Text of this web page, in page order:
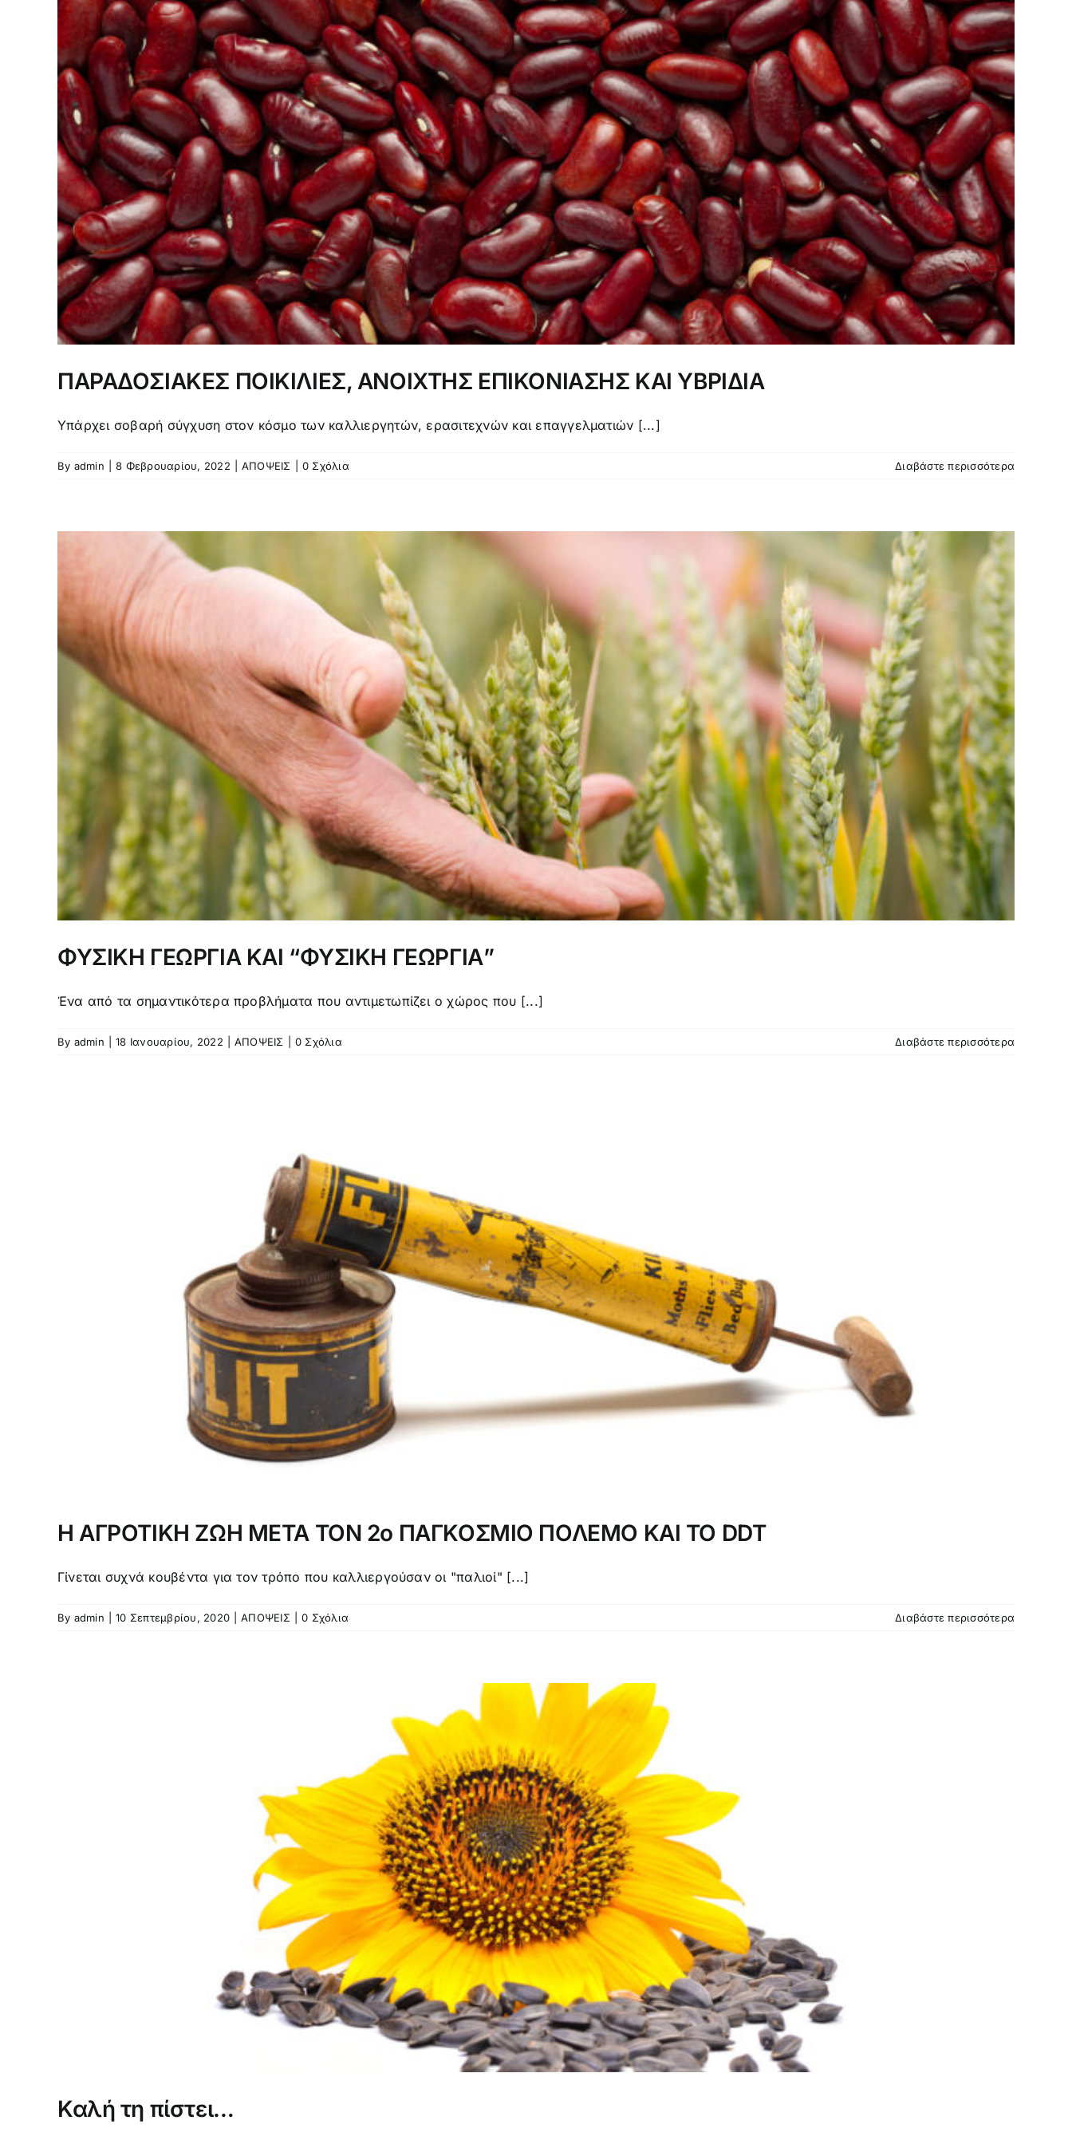
ΠΑΡΑΔΟΣΙΑΚΕΣ ΠΟΙΚΙΛΙΕΣ, ΑΝΟΙΧΤΗΣ ΕΠΙΚΟΝΙΑΣΗΣ ΚΑΙ ΥΒΡΙΔΙΑ
Υπάρχει σοβαρή σύγχυση στον κόσμο των καλλιεργητών, ερασιτεχνών και επαγγελματιών [...]
By admin 8 Φεβρουαρίου, 2022 ΑΠΟΨΕΙΣ 0 Σχόλια Διαβάστε περισσότερα
ΦΥΣΙΚΗ ΓΕΩΡΓΙΑ ΚΑΙ “ΦΥΣΙΚΗ ΓΕΩΡΓΙΑ”
Ένα από τα σημαντικότερα προβλήματα που αντιμετωπίζει ο χώρος που [...]
By admin 18 Ιανουαρίου, 2022 ΑΠΟΨΕΙΣ 0 Σχόλια Διαβάστε περισσότερα
Η ΑΓΡΟΤΙΚΗ ΖΩΗ ΜΕΤΑ ΤΟΝ 2ο ΠΑΓΚΟΣΜΙΟ ΠΟΛΕΜΟ ΚΑΙ ΤΟ DDT
Γίνεται συχνά κουβέντα για τον τρόπο που καλλιεργούσαν οι "παλιοί" [...]
By admin 10 Σεπτεμβρίου, 2020 ΑΠΟΨΕΙΣ 0 Σχόλια Διαβάστε περισσότερα
Καλή τη πίστει…